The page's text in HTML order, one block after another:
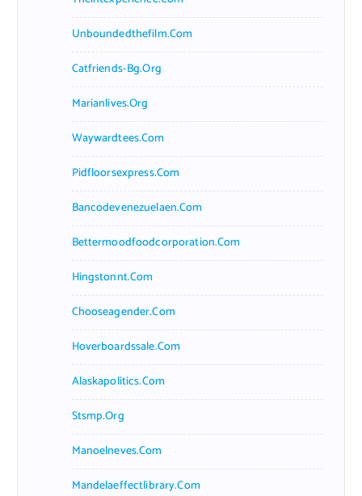
Unboundedthefilm.com
Catfriends-Bg.org
Marianlives.org
Waywardtees.com
Pidfloorsexpress.com
Bancodevenezuelaen.com
Bettermoodfoodcorporation.com
Hingstonnt.com
Chooseagender.com
Hoverboardssale.com
Alaskapolitics.com
Stsmp.org
Manoelneves.com
Mandelaeffectlibrary.com